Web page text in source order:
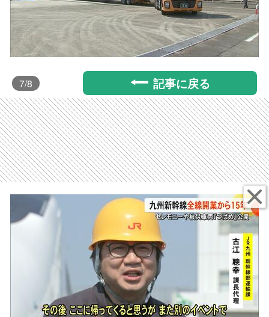
7/8 記事に戻る